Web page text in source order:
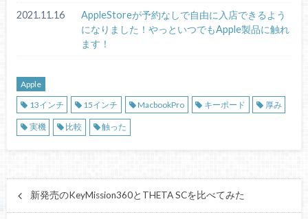
2021.11.16
AppleStoreが予約なしで自由に入店できるよう
になりました！やっといつでもApple製品に触れ
ます！
Apple
13インチ
15インチ MacbookPro キーボード 厚み
実機 比較 触った
新発売のKeyMission360とTHETA SCを比べてみた